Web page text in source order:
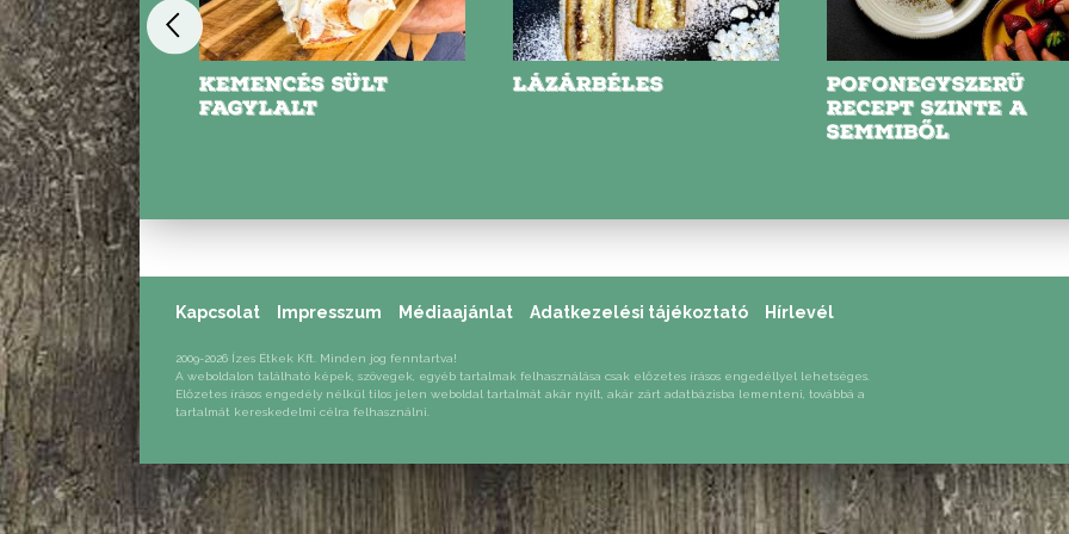
TÚRÓS
KEMENCÉS SÜLT
FAGYLALT
LÁZÁRBÉLES
POFONEGYSZERŰ
RECEPT SZINTE A
SEMMIBŐL
Kapcsolat Impresszum Médiaajánlat Adatkezelési tájékoztató Hírlevél
2009-2026 Ízes Étkek Kft. Minden jog fenntartva!
A weboldalon található képek, szövegek, egyéb tartalmak felhasználása csak előzetes írásos engedéllyel lehetséges.
Előzetes írásos engedély nélkül tilos jelen weboldal tartalmát akár nyílt, akár zárt adatbázisba lementeni, továbbá a
tartalmát kereskedelmi célra felhasználni.